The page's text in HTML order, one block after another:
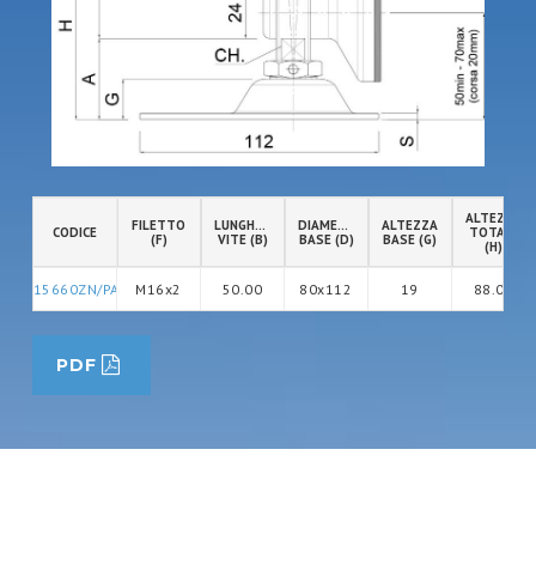
CODICE
FILETTO
(F)
LUNGHEZZA
VITE (B)
DIAMETRO
BASE (D)
ALTEZZA
BASE (G)
ALTEZZA
TOTALE
(H)
15660ZN/PAD M16x2 50.00 80x112 19 88.00
PDF